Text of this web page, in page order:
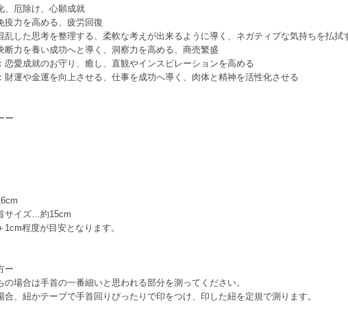
、厄除け、心願成就
疫力を高める、疲労回復
乱した思考を整理する、柔軟な考えが出来るように導く、ネガティブな気持ちを払拭
断力を養い成功へと導く、洞察力を高める、商売繁盛
恋愛成就のお守り、癒し、直観やインスピレーションを高める
財運や金運を向上させる、仕事を成功へ導く、肉体と精神を活性化させる
ー
サイズ…約15cm
1cm程度が目安となります。
ー
の場合は手首の一番細いと思われる部分を測ってください。
合、紐かテープで手首回りぴったりで印をつけ、印した紐を定規で測ります。